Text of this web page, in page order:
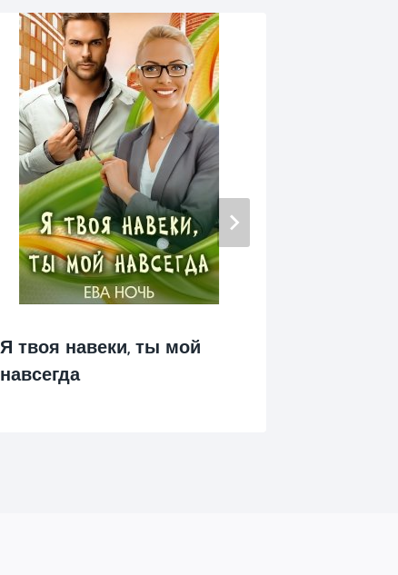
Я твоя навеки, ты мой
навсегда